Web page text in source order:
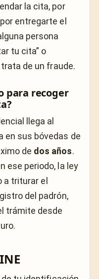
la cita, por
entregarte el
persona
tu cita” o
de un fraude.
para recoger
llega al
en sus bóvedas de
de dos años.
ese periodo, la ley
a triturar el
del padrón,
trámite desde